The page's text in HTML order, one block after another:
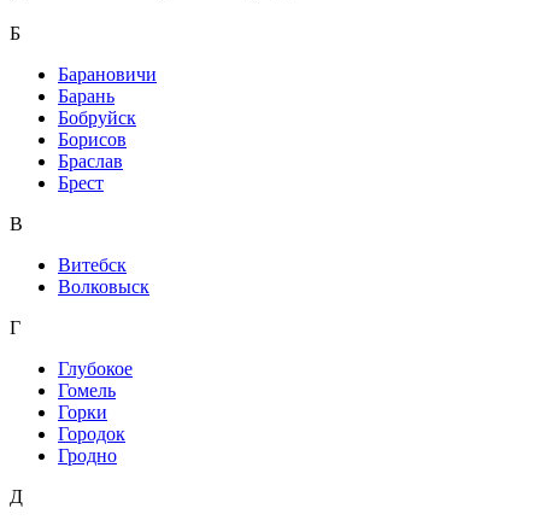
Б
Барановичи
Барань
Бобруйск
Борисов
Браслав
Брест
В
Витебск
Волковыск
Г
Глубокое
Гомель
Горки
Городок
Гродно
Д